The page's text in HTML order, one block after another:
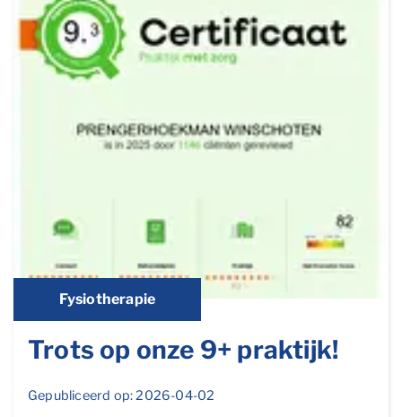
Fysiotherapie
Trots op onze 9+ praktijk!
Gepubliceerd op: 2026-04-02